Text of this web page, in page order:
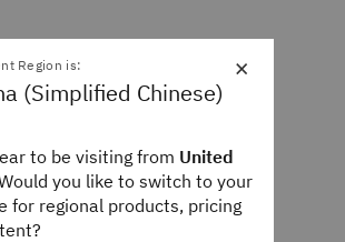
×
Region is:
(Simplified Chinese)
to be visiting from United
you like to switch to your
for regional products, pricing